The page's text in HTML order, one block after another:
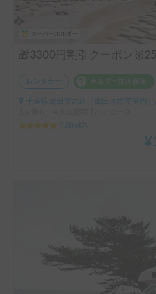
レンタカー
千葉県成田市古込（成田国際空港内）
5.00
42
¥